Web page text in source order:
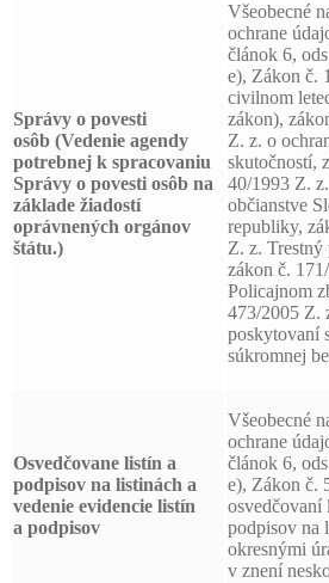
Správy o povesti
osôb (Vedenie agendy
potrebnej k spracovaniu
Správy o povesti osôb na
základe žiadostí
oprávnených orgánov
štátu.)
Všeobecné
ochrane
článok 6,
e), Zákon č.
civilnom
zákon),
Z. z. o
skutočností,
40/1993 Z.
občianstve
republiky,
Z. z. Trestný
zákon č.
Policajnom
473/2005 Z.
poskytovaní
súkromnej
Osvedčovane listín a
podpisov na listinách a
vedenie evidencie listín
a podpisov
Všeobecné
ochrane
článok 6,
e), Zákon č.
osvedčovaní
podpisov na
okresnými
v znení